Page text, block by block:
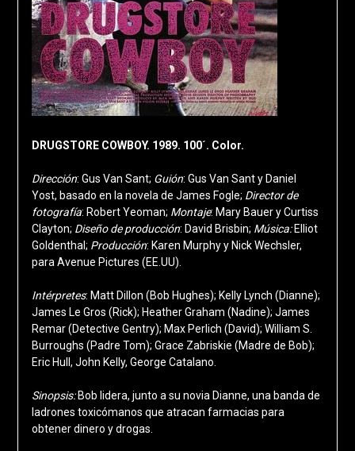
DRUGSTORE COWBOY. 1989. 100´. Color.
Dirección: Gus Van Sant; Guión: Gus Van Sant y Daniel
Yost, basado en la novela de James Fogle; Director de
fotografía: Robert Yeoman; Montaje: Mary Bauer y Curtiss
Clayton; Diseño de producción: David Brisbin; Música: Elliot
Goldenthal; Producción: Karen Murphy y Nick Wechsler,
para Avenue Pictures (EE.UU).
Intérpretes: Matt Dillon (Bob Hughes); Kelly Lynch (Dianne);
James Le Gros (Rick); Heather Graham (Nadine); James
Remar (Detective Gentry); Max Perlich (David); William S.
Burroughs (Padre Tom); Grace Zabriskie (Madre de Bob);
Eric Hull, John Kelly, George Catalano.
Sinopsis: Bob lidera, junto a su novia Dianne, una banda de
ladrones toxicómanos que atracan farmacias para
obtener dinero y drogas.